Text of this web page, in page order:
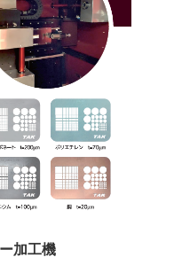
加工機